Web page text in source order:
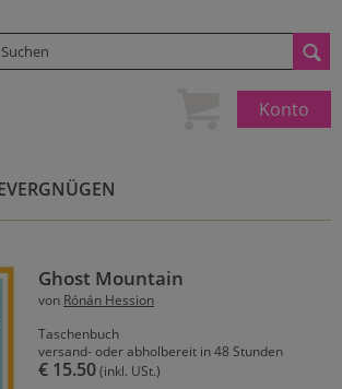
Konto
Ghost Mountain
von Rónán Hession
Taschenbuch
versand- oder abholbereit in 48 Stunden
€ 15.50 (inkl. USt.)